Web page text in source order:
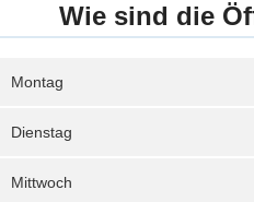
Wie sind die
Montag
Dienstag
Mittwoch